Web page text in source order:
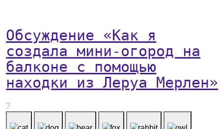
Обсуждение «Как я
создала мини-огород на
балконе с помощью
находки из Леруа Мерлен»
?